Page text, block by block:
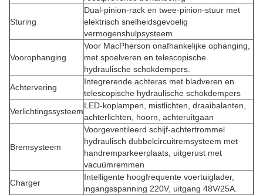
Sturing
Dual-pinion-rack en twee-pinion-stuur met
elektrisch snelheidsgevoelig
vermogenshulpsysteem
Voorophanging
Voor MacPherson onafhankelijke ophanging,
met spoelveren en telescopische
hydraulische schokdempers.
Achtervering
Integrerende achteras met bladveren en
telescopische hydraulische schokdempers
Verlichtingssysteem
LED-koplampen, mistlichten, draaibalanten,
achterlichten, hoorn, achteruitgaan
Bremsysteem
Voorgeventileerd schijf-achtertrommel
hydraulisch dubbelcircuitremsysteem met
handremparkeerplaats, uitgerust met
vacuümremmen
Charger
Intelligente hoogfrequente voertuiglader,
ingangsspanning 220V, uitgang 48V/25A.